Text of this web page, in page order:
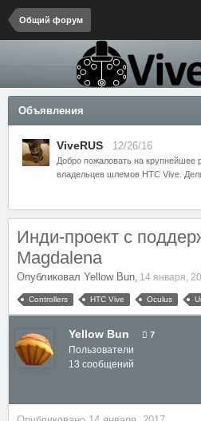
Общий форум
Объявления
ViveRUS 12/26/16
Добро пожаловать на крупнейшее
владельцев шлемов HTC Vive.
Инди-проект с
Magdalena
Опубликовал Yellow Bun, 14 января,
Controllers HTC Vive Oculus
Yellow Bun 7
Пользователи
13 сообщений